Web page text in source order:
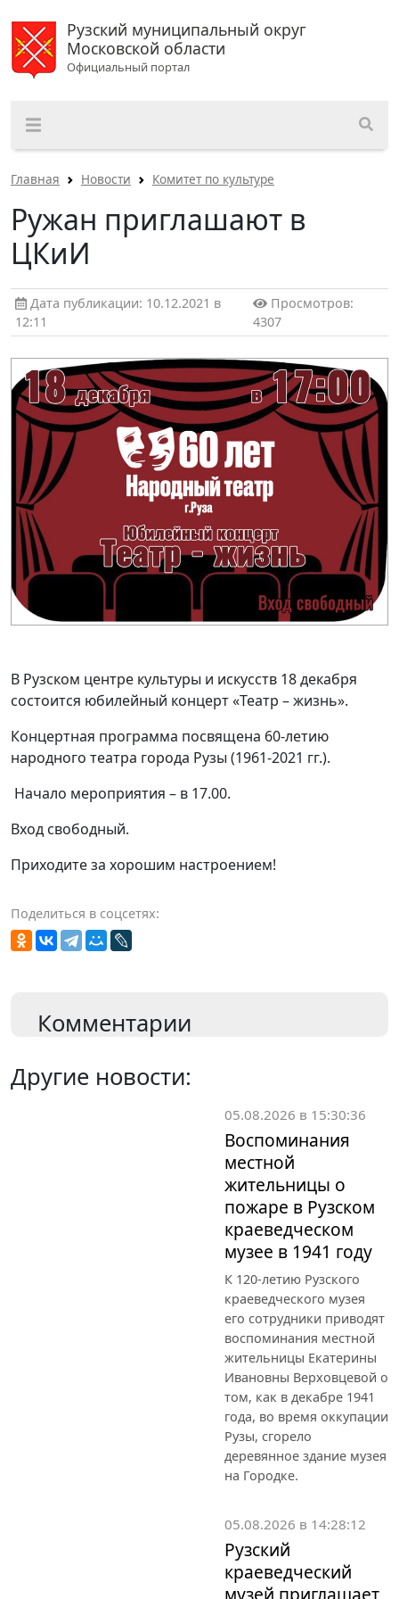
Рузский муниципальный округ
Московской области
Официальный портал
Главная Новости Комитет по культуре
Ружан приглашают в
ЦКиИ
Дата публикации: 10.12.2021 в
12:11
Просмотров:
4307
В Рузском центре культуры и искусств 18 декабря
состоится юбилейный концерт «Театр – жизнь».
Концертная программа посвящена 60-летию
народного театра города Рузы (1961-2021 гг.).
Начало мероприятия – в 17.00.
Вход свободный.
Приходите за хорошим настроением!
Поделиться в соцсетях:
Комментарии
Другие новости:
05.08.2026 в 15:30:36
Воспоминания
местной
жительницы о
пожаре в Рузском
краеведческом
музее в 1941 году
К 120-летию Рузского
краеведческого музея
его сотрудники приводят
воспоминания местной
жительницы Екатерины
Ивановны Верховцевой о
том, как в декабре 1941
года, во время оккупации
Рузы, сгорело
деревянное здание музея
на Городке.
05.08.2026 в 14:28:12
Рузский
краеведческий